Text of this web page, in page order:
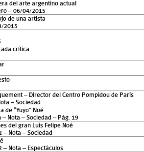
del arte argentino actual
– 06/04/2015
de una artista
2015
crítica
– Director del Centro Pompidou de París
– Sociedad
de “Yuyo” Noé
Nota – Sociedad – Pág. 19
del gran Luis Felipe Noé
Nota – Sociedad
Nota – Espectáculos